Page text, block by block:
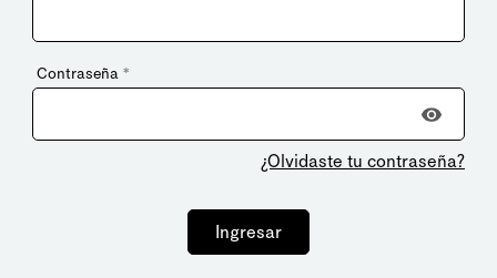
Contraseña *
¿Olvidaste tu contraseña?
Ingresar